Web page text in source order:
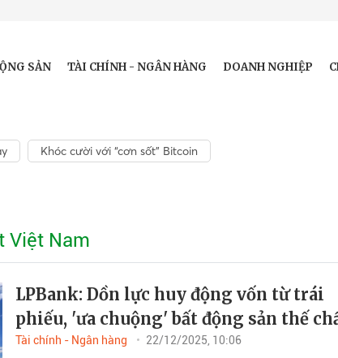
SẢN TÀI CHÍNH - NGÂN HÀNG DOANH NGHIỆP
Khóc cười với “cơn sốt” Bitcoin
Việt Nam
LPBank: Dồn lực huy động vốn từ trái
phiếu, 'ưa chuộng' bất động sản thế
Tài chính - Ngân hàng
22/12/2025, 10:06